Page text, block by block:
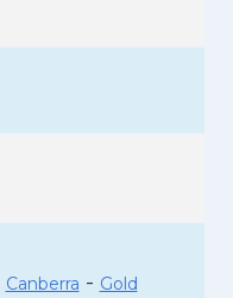
Canberra - Gold